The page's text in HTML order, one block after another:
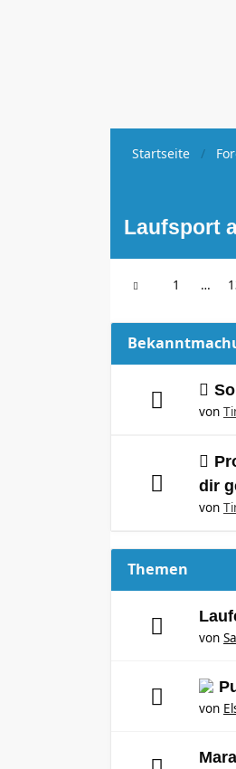
Startseite
Laufsport
1 …
von
dir
von
Themen
von
von